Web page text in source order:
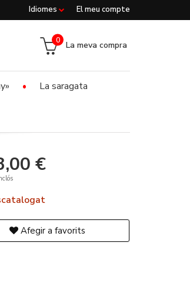
El meu compte
Idiomes
La meva compra
0
La saragata
€
Afegir a favorits